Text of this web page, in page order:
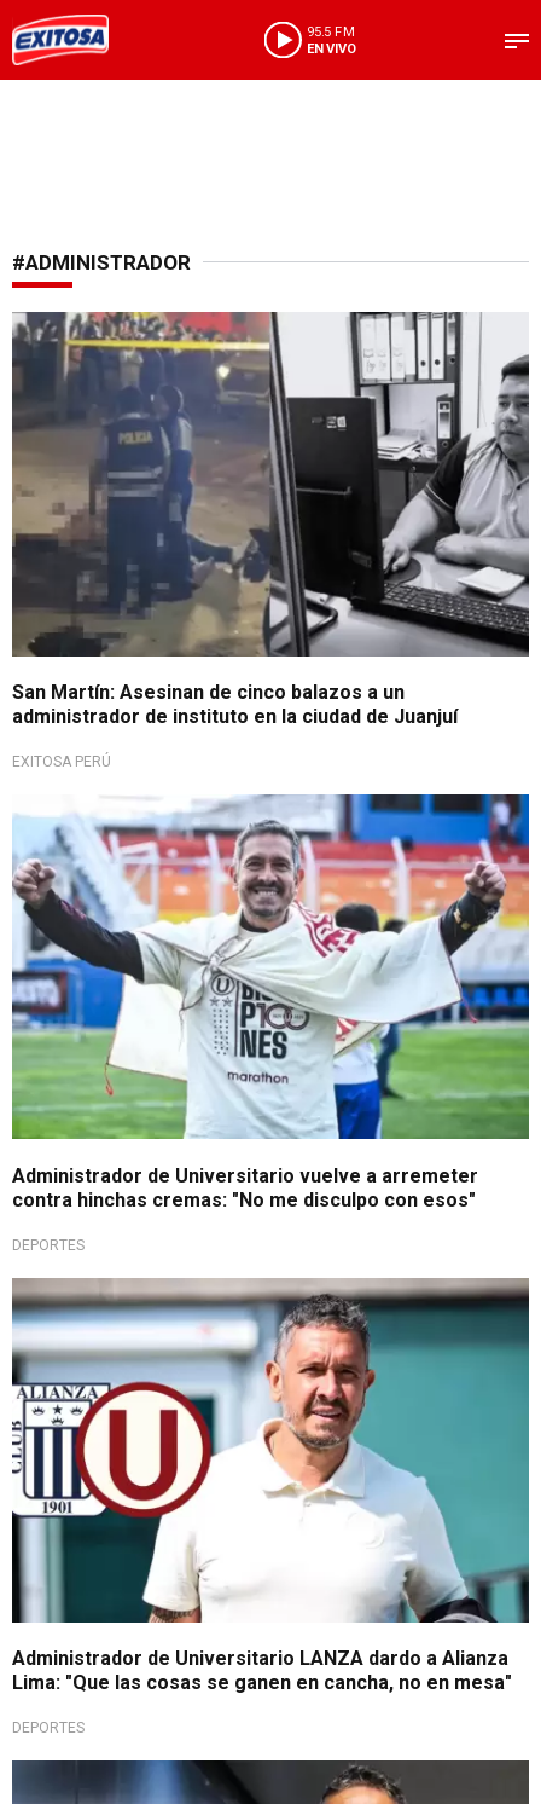
95.5 FM
EN VIVO
#ADMINISTRADOR
Violento crimen
San Martín: Asesinan de cinco balazos a un
administrador de instituto en la ciudad de Juanjuí
EXITOSA PERÚ
No se rectifica
Administrador de Universitario vuelve a arremeter
contra hinchas cremas: "No me disculpo con esos"
DEPORTES
Vispera de final femenina
Administrador de Universitario LANZA dardo a Alianza
Lima: "Que las cosas se ganen en cancha, no en mesa"
DEPORTES